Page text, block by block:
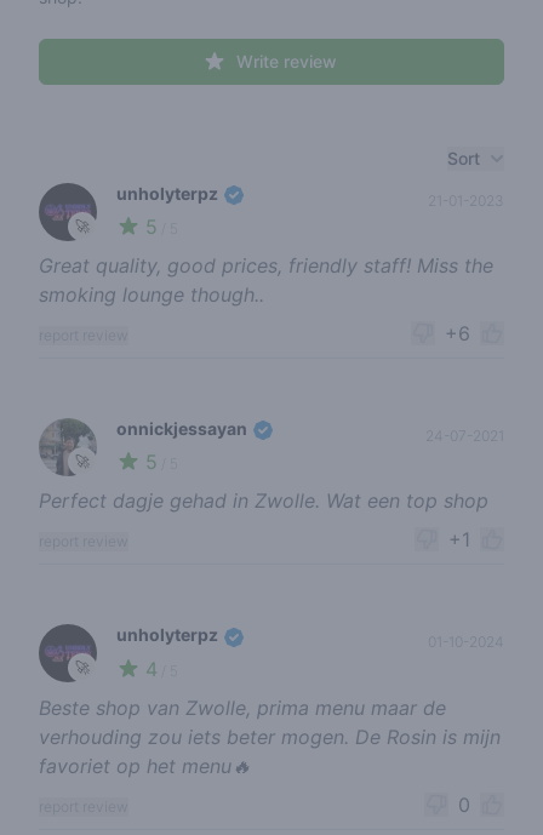
Write review
Sort
🚀
unholyterpz
5
21-01-2023
Great quality, good prices, friendly staff! Miss the
smoking lounge though..
+6
🚀
onnickjessayan
5
Perfect dagje gehad in Zwolle. Wat een top shop
+1
🚀
unholyterpz
4
Beste shop van Zwolle, prima menu maar de
verhouding zou iets beter mogen. De Rosin is mijn
favoriet op het menu🔥
0